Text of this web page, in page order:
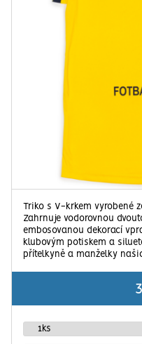
Triko s V-krkem vyrobené
Zahrnuje vodorovnou
embosovanou dekorací
klubovým potiskem a
přítelkyně a manželky